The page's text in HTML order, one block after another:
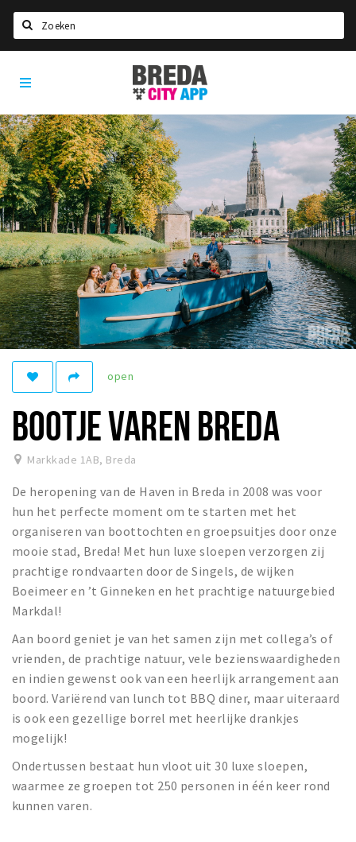
Home
Agenda
Deals
Party pics
Nieuws, interviews & blogs
Eten
Drinken
Slapen
Recreatief
Winkels
Winkelgebieden
Bezienswaardigheden
Musea, theaters & podia
Uitjes & activiteiten
Toeristische routes
Natuurgebieden
Baroniepoorten
Sport
Privacy
Inloggen
Breda
City
App
open
BOOTJE VAREN BREDA
Markkade 1AB, Breda
De heropening van de Haven in Breda in 2008 was voor
hun het perfecte moment om te starten met het
organiseren van boottochten en groepsuitjes door onze
mooie stad, Breda! Met hun luxe sloepen verzorgen zij
prachtige rondvaarten door de Singels, de wijken
Boeimeer en ’t Ginneken en het prachtige natuurgebied
Markdal!
Aan boord geniet je van het samen zijn met collega’s of
vrienden, de prachtige natuur, vele bezienswaardigheden
en indien gewenst ook van een heerlijk arrangement aan
boord. Variërend van lunch tot BBQ diner, maar uiteraard
is ook een gezellige borrel met heerlijke drankjes
mogelijk!
Ondertussen bestaat hun vloot uit 30 luxe sloepen,
waarmee ze groepen tot 250 personen in één keer rond
kunnen varen.